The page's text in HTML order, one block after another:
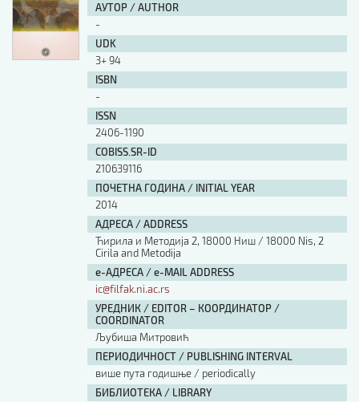
АУТОР / AUTHOR
-
UDK
3+ 94
ISBN
-
ISSN
2406-1190
COBISS.SR-ID
210639116
ПОЧЕТНА ГОДИНА / INITIAL YEAR
2014
АДРЕСА / ADDRESS
Ћирила и Методија 2, 18000 Ниш / 18000 Nis, 2
Cirila and Metodija
е-АДРЕСА / e-MAIL ADDRESS
ic@filfak.ni.ac.rs
УРЕДНИК / EDITOR – КООРДИНАТОР /
COORDINATOR
Љубиша Митровић
ПЕРИОДИЧНОСТ / PUBLISHING INTERVAL
више пута годишње / periodically
БИБЛИОТЕКА / LIBRARY